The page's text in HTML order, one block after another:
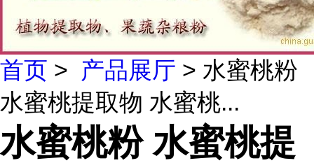
首页 > 产品展厅 > 水蜜桃粉
水蜜桃提取物 水蜜桃...
水蜜桃粉 水蜜桃提